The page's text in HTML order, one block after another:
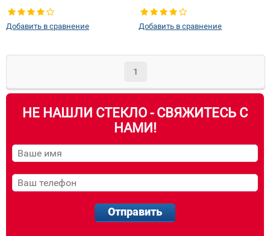
Тип кузова: Купе
Тип стекла:Боковое стекло левое
Добавить в сравнение
Тип кузова:Купе
Добавить в сравнение
1
НЕ НАШЛИ СТЕКЛО - СВЯЖИТЕСЬ С
НАМИ!
Отправить